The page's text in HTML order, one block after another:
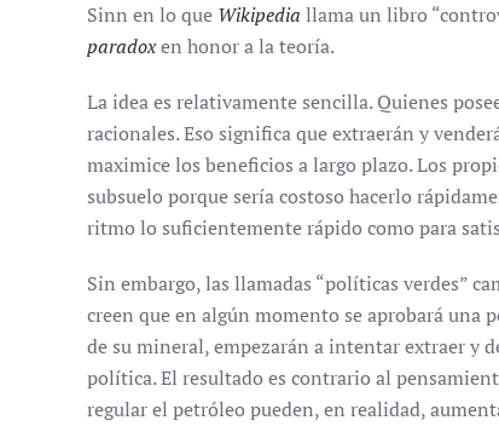
Sinn en lo que Wikipedia llama un libro
paradoxen honor a la teoría.
La idea es relativamente sencilla. Quienes
racionales. Eso significa que extraerán y
maximice los beneficios a largo plazo. Los
subsuelo porque sería costoso hacerlo
ritmo lo suficientemente rápido como para
Sin embargo, las llamadas “políticas verdes”
creen que en algún momento se aprobará una
de su mineral, empezarán a intentar extraer y
política. El resultado es contrario al
regular el petróleo pueden, en realidad,